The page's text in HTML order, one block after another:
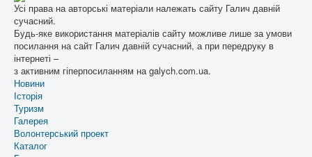
Усі права на авторські матеріали належать сайту Галич давній
сучасний.
Будь-яке використання матеріалів сайту можливе лише за умови
посилання на сайт Галич давній сучасний, а при передруку в
інтернеті –
з активним гіперпосиланням на galych.com.ua.
Новини
Історія
Туризм
Галерея
Волонтерський проект
Каталог